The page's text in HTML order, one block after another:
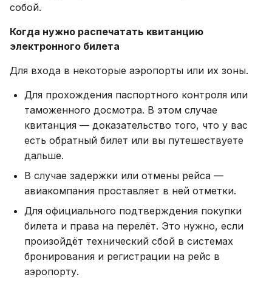
собой.
Когда нужно распечатать квитанцию
электронного билета
Для входа в некоторые аэропорты или их зоны.
Для прохождения паспортного контроля или
таможенного досмотра. В этом случае
квитанция — доказательство того, что у вас
есть обратный билет или вы путешествуете
дальше.
В случае задержки или отмены рейса —
авиакомпания проставляет в ней отметки.
Для официального подтверждения покупки
билета и права на перелёт. Это нужно, если
произойдёт технический сбой в системах
бронирования и регистрации на рейс в
аэропорту.